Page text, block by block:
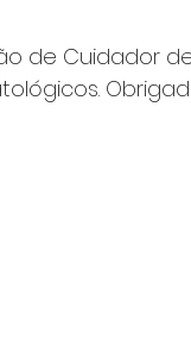
de Cuidador